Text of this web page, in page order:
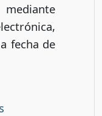
fecha de